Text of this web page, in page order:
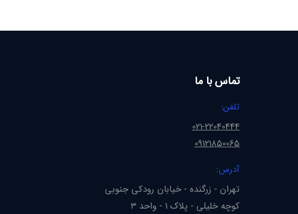
تماس با ما
تلفن:
021-22040444
09121850065
آدرس:
تهران - زرگنده - خیابان رودکی جنوبی
کوچه خلیلی - پلاک 1 - واحد 3